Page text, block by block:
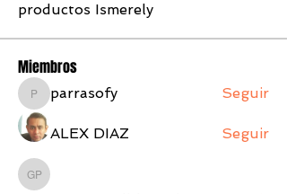
productos Ismerely
Miembros
parrasofy
parrasofy Seguir
ALEX DIAZ Seguir
Gemma Edith Espinoza Parra